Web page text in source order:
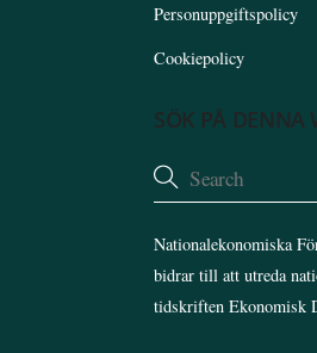
Personuppgiftspolicy
Cookiepolicy
SÖK PÅ DENNA
Nationalekonomiska
bidrar till att utreda
tidskriften Ekonomisk